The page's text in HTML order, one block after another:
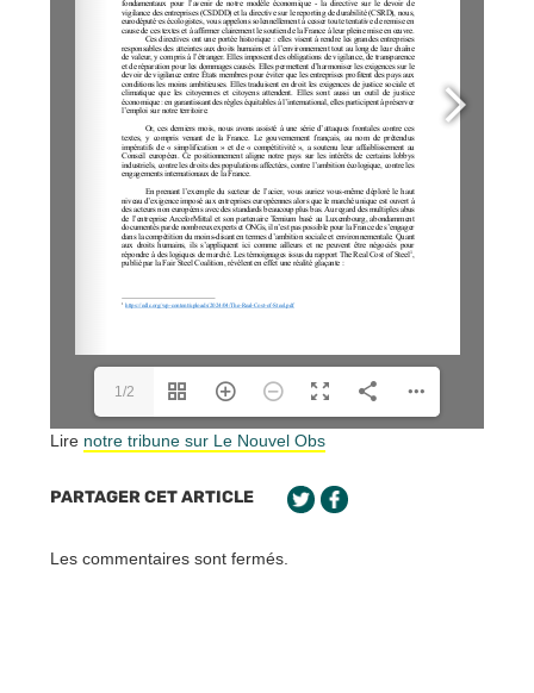
1/2
Lire notre tribune sur Le Nouvel Obs
PARTAGER CET ARTICLE
Les commentaires sont fermés.